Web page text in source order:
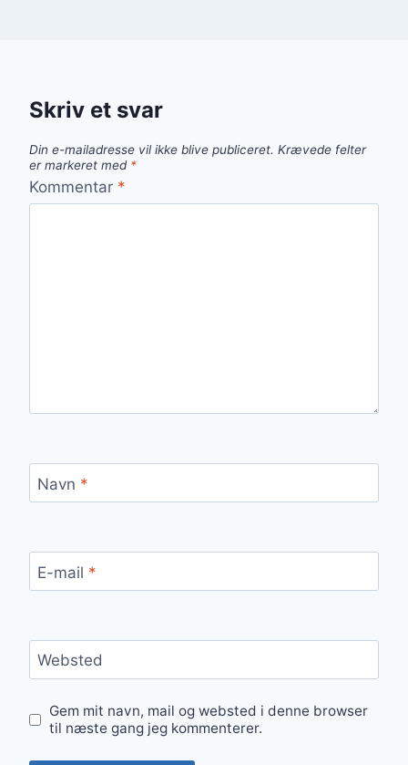
Skriv et svar
Din e-mailadresse vil ikke blive publiceret. Krævede felter
er markeret med *
Kommentar *
Navn *
E-mail *
Websted
Gem mit navn, mail og websted i denne browser
til næste gang jeg kommenterer.